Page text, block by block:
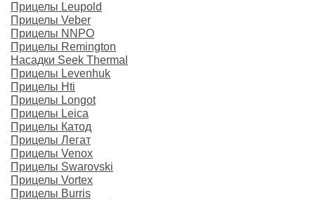
Прицелы Leupold
Прицелы Veber
Прицелы NNPO
Прицелы Remington
Насадки Seek Thermal
Прицелы Levenhuk
Прицелы Hti
Прицелы Longot
Прицелы Leica
Прицелы Катод
Прицелы Легат
Прицелы Venox
Прицелы Swarovski
Прицелы Vortex
Прицелы Burris